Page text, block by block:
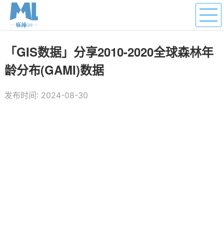
「GIS数据」分享2010-2020全球森林年
龄分布(GAMI)数据
发布时间: 2024-08-30